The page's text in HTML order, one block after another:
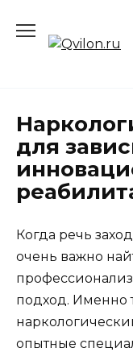
содержанию
для
Когда речь
очень важно
подход. Именно
опытные